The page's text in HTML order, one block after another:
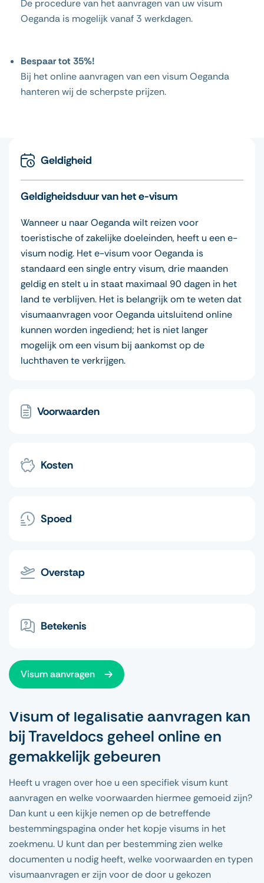
De procedure van het aanvragen van uw visum
Oeganda is mogelijk vanaf 3 werkdagen.
Bespaar tot 35%!
Bij het online aanvragen van een visum Oeganda
hanteren wij de scherpste prijzen.
Geldigheid
Geldigheidsduur van het e-visum
Wanneer u naar Oeganda wilt reizen voor
toeristische of zakelijke doeleinden, heeft u een e-
visum nodig. Het e-visum voor Oeganda is
standaard een single entry visum, drie maanden
geldig en stelt u in staat maximaal 90 dagen in het
land te verblijven. Het is belangrijk om te weten dat
visumaanvragen voor Oeganda uitsluitend online
kunnen worden ingediend; het is niet langer
mogelijk om een visum bij aankomst op de
luchthaven te verkrijgen.
Voorwaarden
Kosten
Spoed
Overstap
Betekenis
Visum aanvragen
Visum of legalisatie aanvragen kan
bij Traveldocs geheel online en
gemakkelijk gebeuren
Heeft u vragen over hoe u een specifiek visum kunt
aanvragen en welke voorwaarden hiermee gemoeid zijn?
Dan kunt u een kijkje nemen op de betreffende
bestemmingspagina onder het kopje visums in het
zoekmenu. U kunt dan per bestemming zien welke
documenten u nodig heeft, welke voorwaarden en typen
visumaanvragen er zijn voor de door u gekozen